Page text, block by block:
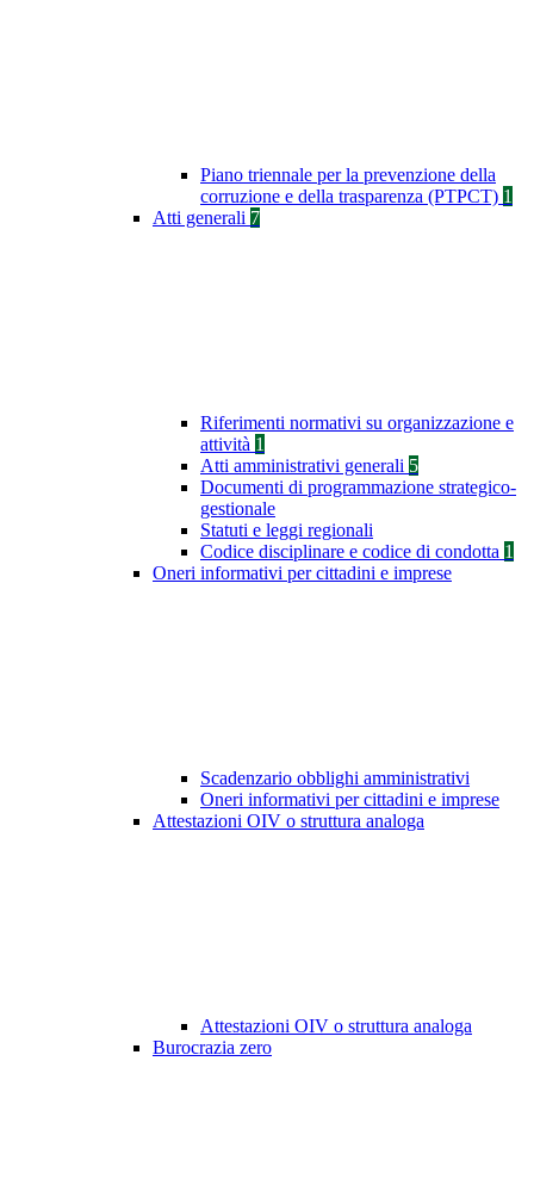
Piano triennale per la prevenzione della
corruzione e della trasparenza (PTPCT) 1
Atti generali 7
Riferimenti normativi su organizzazione e
attività 1
Atti amministrativi generali 5
Documenti di programmazione strategico-
gestionale
Statuti e leggi regionali
Codice disciplinare e codice di condotta 1
Oneri informativi per cittadini e imprese
Scadenzario obblighi amministrativi
Oneri informativi per cittadini e imprese
Attestazioni OIV o struttura analoga
Attestazioni OIV o struttura analoga
Burocrazia zero